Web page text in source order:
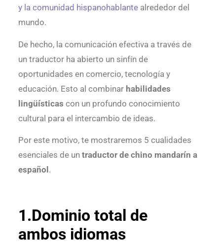
y la comunidad hispanohablantealrededor del
mundo.
De hecho, la comunicación efectiva a través de
un traductor ha abierto un sinfín de
oportunidades en comercio, tecnología y
educación. Esto al combinar habilidades
lingüísticas con un profundo conocimiento
cultural para el intercambio de ideas.
Por este motivo, te mostraremos 5 cualidades
esenciales de un traductor de chino mandarín a
español.
1.Dominio total de
ambos idiomas